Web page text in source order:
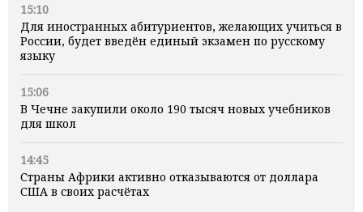
15:10
Для иностранных абитуриентов, желающих учиться в
России, будет введён единый экзамен по русскому
языку
15:06
В Чечне закупили около 190 тысяч новых учебников
для школ
14:45
Страны Африки активно отказываются от доллара
США в своих расчётах